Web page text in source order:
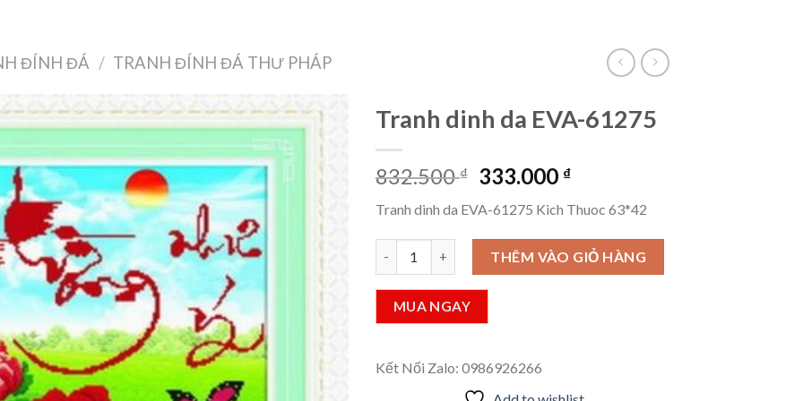
ĐÍNH ĐÁ / TRANH ĐÍNH ĐÁ THƯ PHÁP
Tranh dinh da EVA-61275
832.500₫ Giá
là:
832.500 ₫.
333.000 ₫Giá
tại
là:
333.000 ₫.
Tranh dinh da EVA-61275 Kich Thuoc 63*42
Tranh dinh da EVA-61275 số lượng
THÊM VÀO GIỎ HÀNG
MUA NGAY
Kết Nối Zalo: 0986926266